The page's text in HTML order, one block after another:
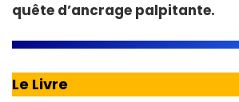
quête d’ancrage palpitante.
Le Livre